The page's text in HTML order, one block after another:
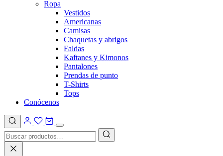
Ropa
Vestidos
Americanas
Camisas
Chaquetas y abrigos
Faldas
Kaftanes y Kimonos
Pantalones
Prendas de punto
T-Shirts
Tops
Conócenos